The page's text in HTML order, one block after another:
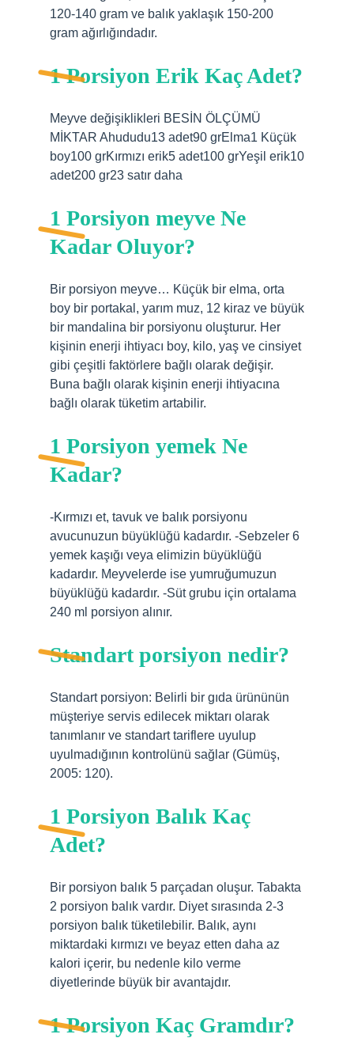
120-140 gram ve balık yaklaşık 150-200
gram ağırlığındadır.
1 Porsiyon Erik Kaç Adet?
Meyve değişiklikleri BESİN ÖLÇÜMÜ
MİKTAR Ahududu13 adet90 grElma1 Küçük
boy100 grKırmızı erik5 adet100 grYeşil erik10
adet200 gr23 satır daha
1 Porsiyon meyve Ne
Kadar Oluyor?
Bir porsiyon meyve… Küçük bir elma, orta
boy bir portakal, yarım muz, 12 kiraz ve büyük
bir mandalina bir porsiyonu oluşturur. Her
kişinin enerji ihtiyacı boy, kilo, yaş ve cinsiyet
gibi çeşitli faktörlere bağlı olarak değişir.
Buna bağlı olarak kişinin enerji ihtiyacına
bağlı olarak tüketim artabilir.
1 Porsiyon yemek Ne
Kadar?
-Kırmızı et, tavuk ve balık porsiyonu
avucunuzun büyüklüğü kadardır. -Sebzeler 6
yemek kaşığı veya elimizin büyüklüğü
kadardır. Meyvelerde ise yumruğumuzun
büyüklüğü kadardır. -Süt grubu için ortalama
240 ml porsiyon alınır.
Standart porsiyon nedir?
Standart porsiyon: Belirli bir gıda ürününün
müşteriye servis edilecek miktarı olarak
tanımlanır ve standart tariflere uyulup
uyulmadığının kontrolünü sağlar (Gümüş,
2005: 120).
1 Porsiyon Balık Kaç
Adet?
Bir porsiyon balık 5 parçadan oluşur. Tabakta
2 porsiyon balık vardır. Diyet sırasında 2-3
porsiyon balık tüketilebilir. Balık, aynı
miktardaki kırmızı ve beyaz etten daha az
kalori içerir, bu nedenle kilo verme
diyetlerinde büyük bir avantajdır.
1 Porsiyon Kaç Gramdır?